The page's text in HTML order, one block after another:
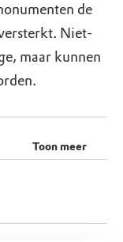
de
Niet-
maar kunnen
Toon meer